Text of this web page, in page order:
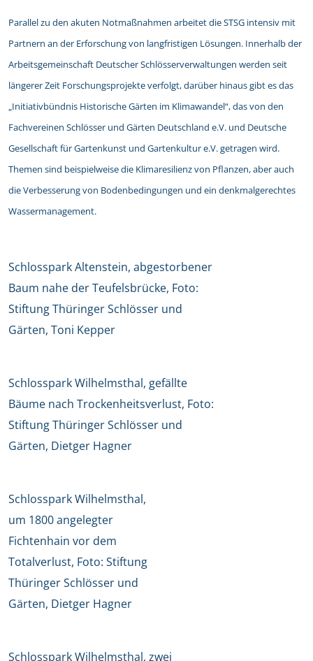
Parallel zu den akuten Notmaßnahmen arbeitet die STSG intensiv mit
Partnern an der Erforschung von langfristigen Lösungen. Innerhalb der
Arbeitsgemeinschaft Deutscher Schlösserverwaltungen werden seit
längerer Zeit Forschungsprojekte verfolgt, darüber hinaus gibt es das
„Initiativbündnis Historische Gärten im Klimawandel“, das von den
Fachvereinen Schlösser und Gärten Deutschland e.V. und Deutsche
Gesellschaft für Gartenkunst und Gartenkultur e.V. getragen wird.
Themen sind beispielweise die Klimaresilienz von Pflanzen, aber auch
die Verbesserung von Bodenbedingungen und ein denkmalgerechtes
Wassermanagement.
Schlosspark Altenstein, abgestorbener
Baum nahe der Teufelsbrücke, Foto:
Stiftung Thüringer Schlösser und
Gärten, Toni Kepper
Schlosspark Wilhelmsthal, gefällte
Bäume nach Trockenheitsverlust, Foto:
Stiftung Thüringer Schlösser und
Gärten, Dietger Hagner
Schlosspark Wilhelmsthal,
um 1800 angelegter
Fichtenhain vor dem
Totalverlust, Foto: Stiftung
Thüringer Schlösser und
Gärten, Dietger Hagner
Schlosspark Wilhelmsthal, zwei